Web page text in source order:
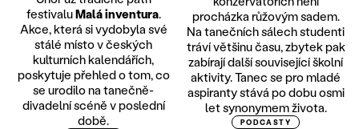
festivaluMalá inventura.
Akce, která si vydobyla své
stálé místo v českých
kulturních kalendářích,
poskytuje přehled o tom, co
se urodilo na tanečně-
divadelní scéně v poslední
době.
procházka růžovým sadem.
Na tanečních sálech studenti
tráví většinu času, zbytek pak
zabírají další související školní
aktivity. Tanec se pro mladé
aspiranty stává po dobu osmi
let synonymem života.
PODCASTY